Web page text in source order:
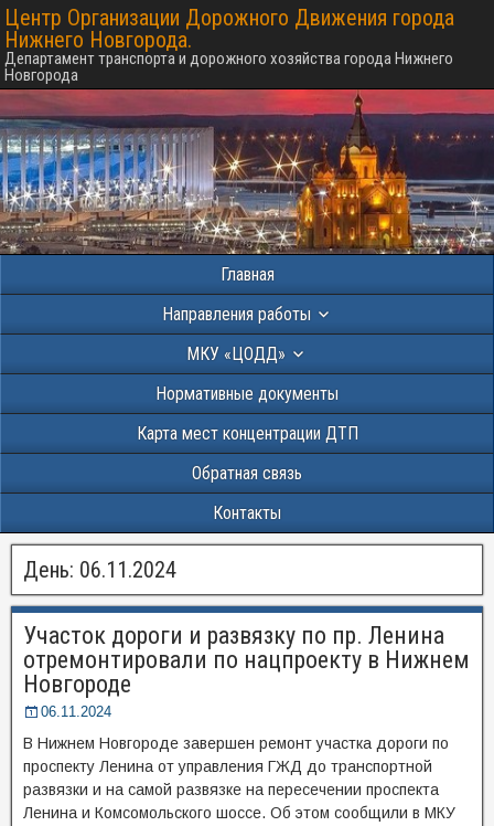
Центр Организации Дорожного Движения города
Нижнего Новгорода.
Департамент транспорта и дорожного хозяйства города Нижнего
Новгорода
Главная
Направления работы
МКУ «ЦОДД»
Нормативные документы
Карта мест концентрации ДТП
Обратная связь
Контакты
День: 06.11.2024
Участок дороги и развязку по пр. Ленина
отремонтировали по нацпроекту в Нижнем
Новгороде
06.11.2024
В Нижнем Новгороде завершен ремонт участка дороги по
проспекту Ленина от управления ГЖД до транспортной
развязки и на самой развязке на пересечении проспекта
Ленина и Комсомольского шоссе. Об этом сообщили в МКУ